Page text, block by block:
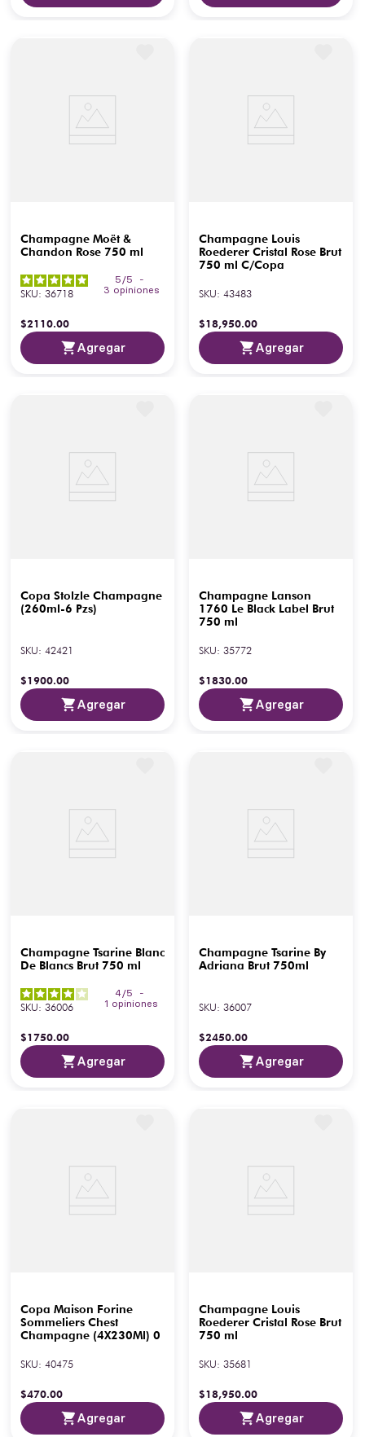
Champagne Moët &
Chandon Rose 750 ml
5 /5
-
3 opiniones
SKU: 36718
$2110.00
Agregar
Champagne Louis
Roederer Cristal Rose Brut
750 ml C/Copa
SKU: 43483
$18,950.00
Agregar
Copa Stolzle Champagne
(260ml-6 Pzs)
SKU: 42421
$1900.00
Agregar
Champagne Lanson
1760 Le Black Label Brut
750 ml
SKU: 35772
$1830.00
Agregar
Champagne Tsarine Blanc
De Blancs Brut 750 ml
4 /5
-
1 opiniones
SKU: 36006
$1750.00
Agregar
Champagne Tsarine By
Adriana Brut 750ml
SKU: 36007
$2450.00
Agregar
Copa Maison Forine
Sommeliers Chest
Champagne (4X230Ml) 0
SKU: 40475
$470.00
Agregar
Champagne Louis
Roederer Cristal Rose Brut
750 ml
SKU: 35681
$18,950.00
Agregar